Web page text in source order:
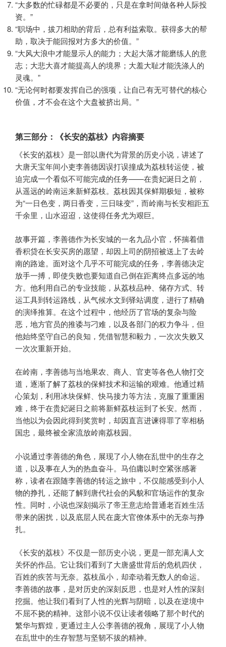
“大多数的忙碌都是不必要的，只是在拿时间做各种人际投
资。”
“职场中，拔刀相助的背后，总有利益索取。获得多大的帮
助，取决于能回报对方多大的价值。”
“大风大浪中才能显示人的能力；大起大落才能磨练人的意
志；大悲大喜才能提高人的境界；大羞大耻才能洗涤人的
灵魂。”
“无论何时都要发挥自己的强项，让自己有无可替代的核心
价值，才不会在这个大盘被挤出局。”
第三部分：《长安的荔枝》内容摘要
《长安的荔枝》是一部以唐代为背景的历史小说，讲述了
大唐天宝年间小吏李善德因误打误撞成为荔枝转运使，被
迫完成一个看似不可能完成的任务——在贵妃诞日之前，
从遥远的岭南运来新鲜荔枝。荔枝因其保鲜期极短，被称
为“一日色变，两日香变，三日味变”，而岭南与长安相距五
千余里，山水迢迢，这使得任务尤为艰巨。
故事开篇，李善德作为长安城的一名九品小官，怀揣着借
香积贷在长安买房的愿望，却因上司的阴招被送上了去岭
南的路途。面对这个几乎不可能完成的任务，李善德决定
放手一搏，即使失败也要知道自己倒在距离终点多远的地
方。他利用自己的专业技能，从荔枝品种、储存方式、转
运工具到转运路线，从气候水文到驿站调度，进行了精确
的演绎推算。在这个过程中，他经历了官场的复杂与险
恶，地方官员的推诿与刁难，以及各部门的权力争斗，但
他始终坚守自己的良知，凭借智慧和毅力，一次次失败又
一次次重新开始。
在岭南，李善德与当地果农、商人、官吏等各色人物打交
道，逐渐了解了荔枝的保鲜技术和运输的艰难。他通过精
心策划，利用冰块保鲜、快马接力等方法，克服了重重困
难，终于在贵妃诞日之前将新鲜荔枝运到了长安。然而，
当他以为会因此得到奖赏时，却因直言进谏得罪了宰相杨
国忠，最终被全家流放岭南荔枝园。
小说通过李善德的角色，展现了小人物在乱世中的生存之
道，以及事在人为的热血奋斗。马伯庸以时空紧张感著
称，读者在跟随李善德的转运之旅中，不仅能感受到小人
物的挣扎，还能了解到唐代社会的风貌和官场运作的复杂
性。同时，小说也深刻揭示了帝王意志给普通老百姓生活
带来的困扰，以及底层人民在庞大官僚体系中的无奈与挣
扎。
《长安的荔枝》不仅是一部历史小说，更是一部充满人文
关怀的作品。它让我们看到了大唐盛世背后的危机四伏，
百姓的疾苦与无奈。荔枝虽小，却牵动着无数人的命运。
李善德的故事，是对历史的深刻反思，也是对人性的深刻
挖掘。他让我们看到了人性的光辉与阴暗，以及在逆境中
不屈不挠的精神。这部小说不仅让读者领略了那个时代的
繁华与辉煌，更通过主人公李善德的视角，展现了小人物
在乱世中的生存智慧与坚韧不拔的精神。